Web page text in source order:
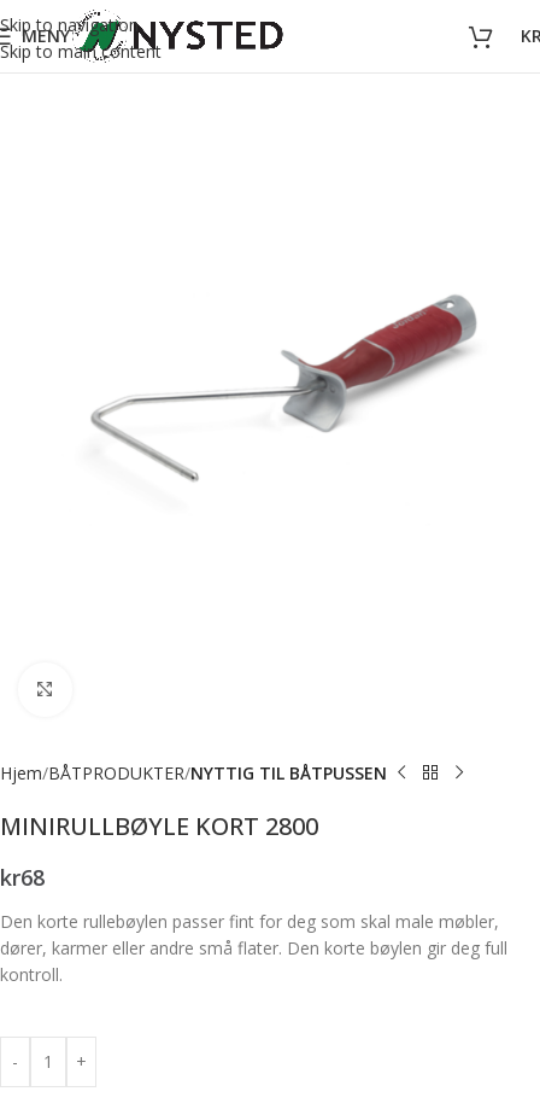
Skip to navigation
Skip to main content
MENY
Hjem BÅTPRODUKTER NYTTIG TIL BÅTPUSSEN
MINIRULLBØYLE KORT 2800
kr68
Den korte rullebøylen passer fint for deg som skal male møbler,
dører, karmer eller andre små flater. Den korte bøylen gir deg full
kontroll.